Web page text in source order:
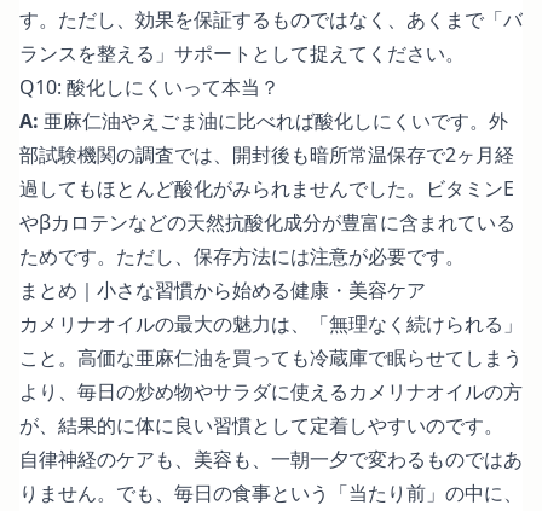
す。ただし、効果を保証するものではなく、あくまで「バ
ランスを整える」サポートとして捉えてください。
Q10: 酸化しにくいって本当？
A: 亜麻仁油やえごま油に比べれば酸化しにくいです。外
部試験機関の調査では、開封後も暗所常温保存で2ヶ月経
過してもほとんど酸化がみられませんでした。ビタミンE
やβカロテンなどの天然抗酸化成分が豊富に含まれている
ためです。ただし、保存方法には注意が必要です。
まとめ｜小さな習慣から始める健康・美容ケア
カメリナオイルの最大の魅力は、「無理なく続けられる」
こと。高価な亜麻仁油を買っても冷蔵庫で眠らせてしまう
より、毎日の炒め物やサラダに使えるカメリナオイルの方
が、結果的に体に良い習慣として定着しやすいのです。
自律神経のケアも、美容も、一朝一夕で変わるものではあ
りません。でも、毎日の食事という「当たり前」の中に、